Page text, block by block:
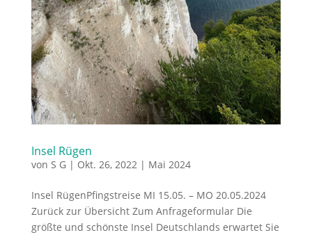
Insel Rügen
von S G| Okt. 26, 2022| Mai 2024
Insel RügenPfingstreise MI 15.05. – MO 20.05.2024
Zurück zur Übersicht Zum Anfrageformular Die
größte und schönste Insel Deutschlands erwartet Sie